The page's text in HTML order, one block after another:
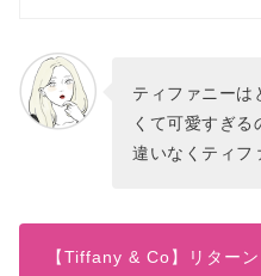
ティファニーは
くて可愛すぎ
違いなくティ
【Tiffany & Co】リター